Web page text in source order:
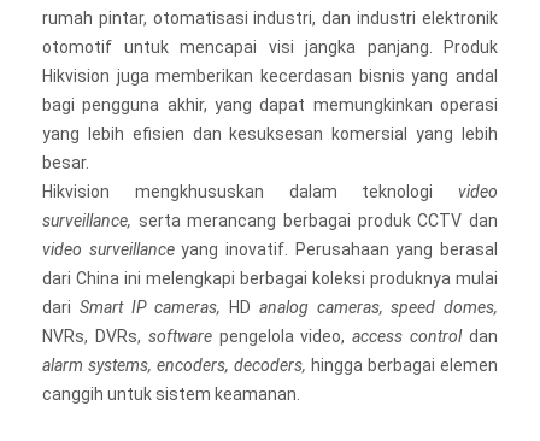
rumah pintar, otomatisasi industri, dan industri elektronik
otomotif untuk mencapai visi jangka panjang. Produk
Hikvision juga memberikan kecerdasan bisnis yang andal
bagi pengguna akhir, yang dapat memungkinkan operasi
yang lebih efisien dan kesuksesan komersial yang lebih
besar.
Hikvision mengkhususkan dalam teknologi video
surveillance, serta merancang berbagai produk CCTV dan
video surveillanceyang inovatif. Perusahaan yang berasal
dari China ini melengkapi berbagai koleksi produknya mulai
dari Smart IP cameras, HD analog cameras, speed domes,
NVRs, DVRs, softwarepengelola video,access controldan
alarm systems, encoders, decoders, hingga berbagai elemen
canggih untuk sistem keamanan.